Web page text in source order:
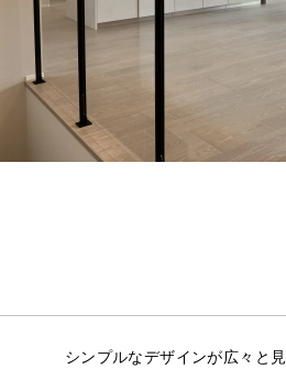
シンプルなデザインが広々と